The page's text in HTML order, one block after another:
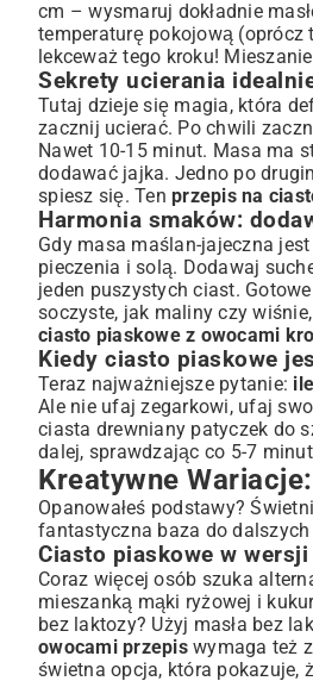
cm – wysmaruj dokładnie
temperaturę pokojową (oprócz
lekceważ tego kroku!
Sekrety ucierania
Tutaj dzieje się magia, która
zacznij ucierać. Po chwili
Nawet 10-15 minut. Masa ma
dodawać jajka. Jedno po
spiesz się. Ten przepis na
Harmonia smaków:
Gdy masa maślan-jajeczna
pieczenia i solą. Dodawaj
jeden puszystych ciast.
soczyste, jak maliny czy
ciasto piaskowe z owocami
Kiedy ciasto piaskowe
Teraz najważniejsze pytanie:
Ale nie ufaj zegarkowi, ufaj
ciasta drewniany patyczek do
dalej, sprawdzając co 5-7
Kreatywne
Opanowałeś podstawy?
fantastyczna baza do
Ciasto piaskowe w
Coraz więcej osób szuka
mieszanką mąki ryżowej i
bez laktozy? Użyj masła bez
owocami przepiswymaga też
świetna opcja, która pokazuje,